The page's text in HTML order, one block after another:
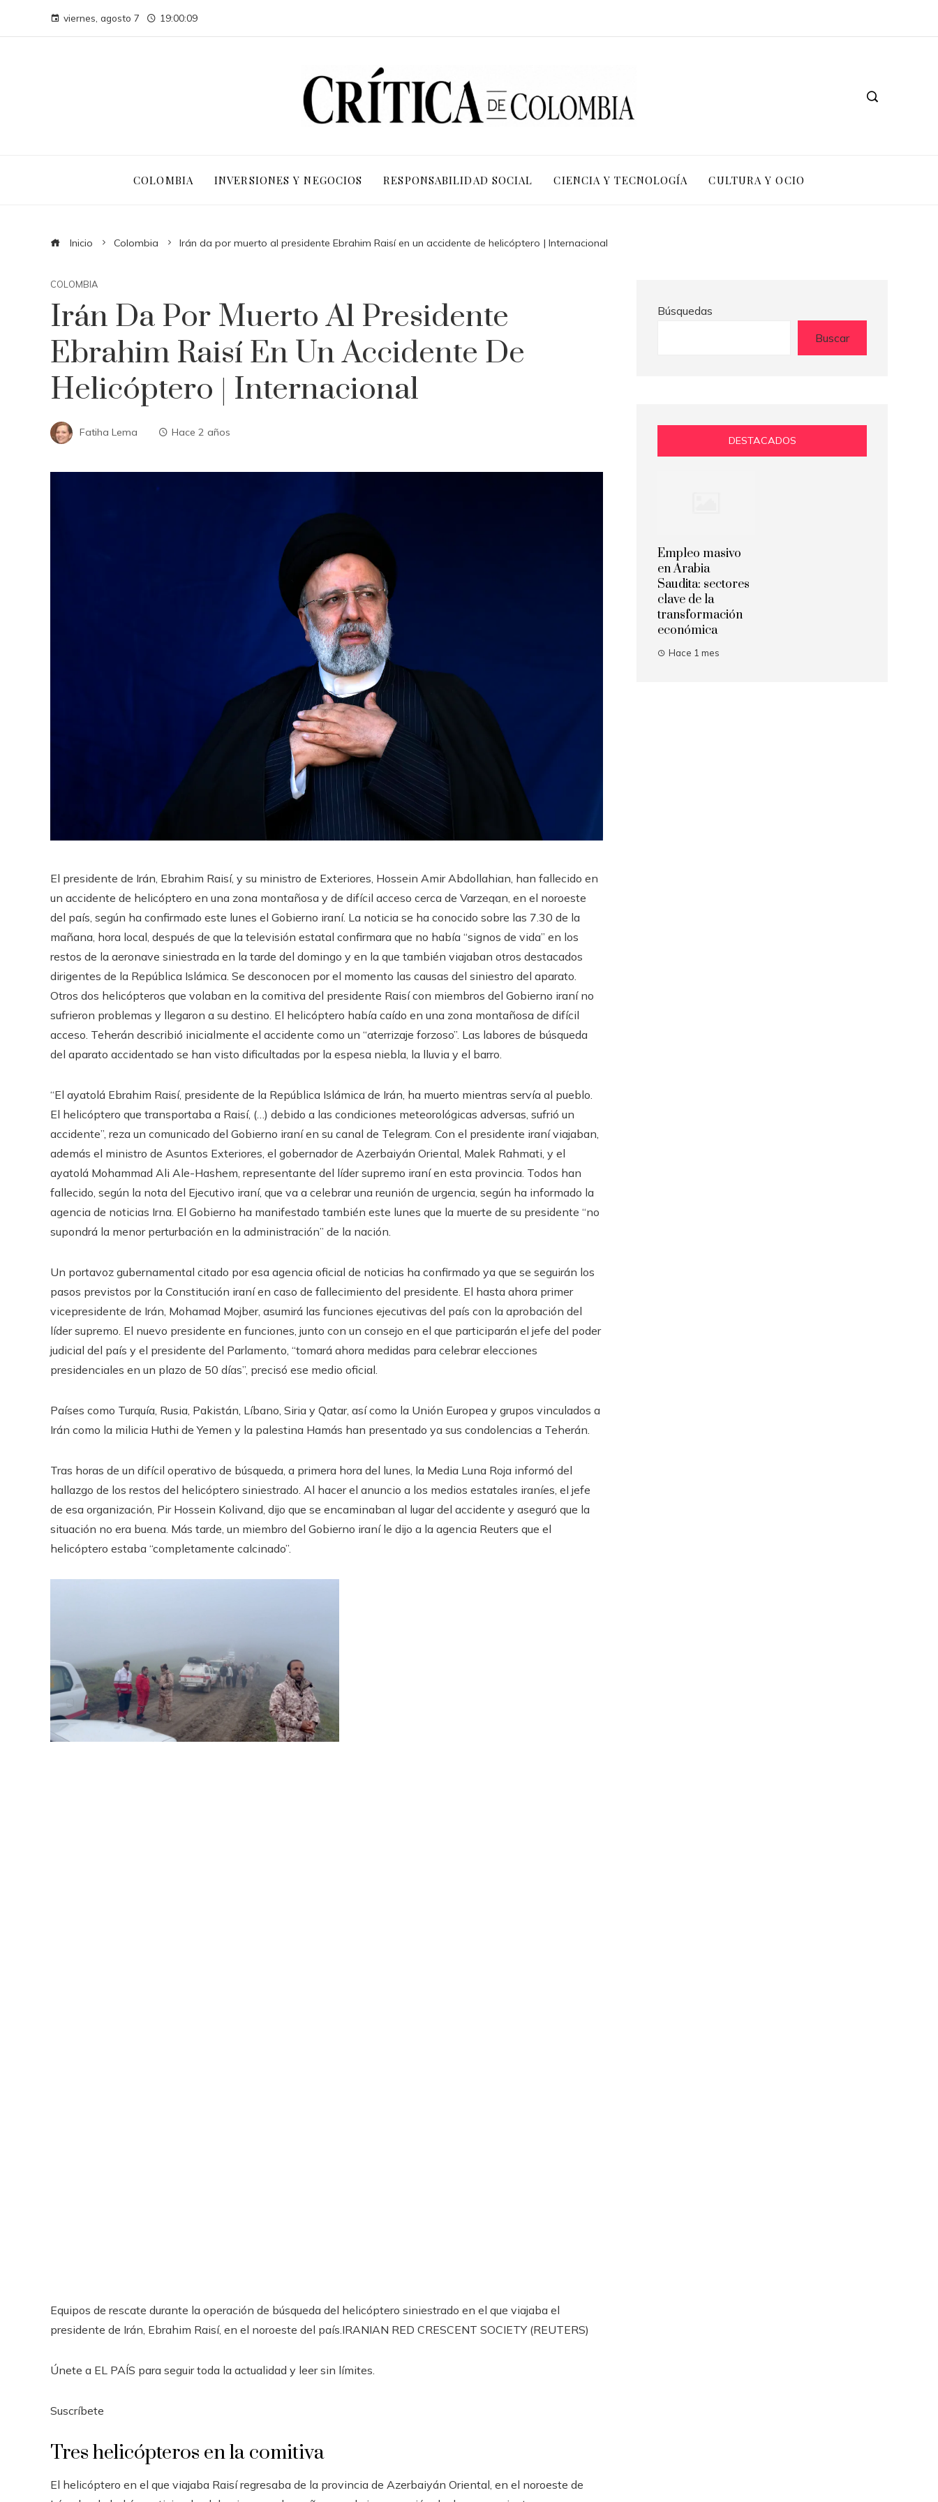
viernes, agosto 7 19:00:09
COLOMBIA INVERSIONES Y NEGOCIOS RESPONSABILIDAD SOCIAL CIENCIA Y TECNOLOGÍA CULTURA Y OCIO
Inicio Colombia Irán da por muerto al presidente Ebrahim Raisí en un accidente de helicóptero | Internacional
COLOMBIA
Irán Da Por Muerto Al Presidente
Ebrahim Raisí En Un Accidente De
Helicóptero | Internacional
Fatiha Lema Hace 2 años
El presidente de Irán, Ebrahim Raisí, y su ministro de Exteriores, Hossein Amir Abdollahian, han fallecido en
un accidente de helicóptero en una zona montañosa y de difícil acceso cerca de Varzeqan, en el noroeste
del país, según ha confirmado este lunes el Gobierno iraní. La noticia se ha conocido sobre las 7.30 de la
mañana, hora local, después de que la televisión estatal confirmara que no había “signos de vida” en los
restos de la aeronave siniestrada en la tarde del domingo y en la que también viajaban otros destacados
dirigentes de la República Islámica. Se desconocen por el momento las causas del siniestro del aparato.
Otros dos helicópteros que volaban en la comitiva del presidente Raisí con miembros del Gobierno iraní no
sufrieron problemas y llegaron a su destino. El helicóptero había caído en una zona montañosa de difícil
acceso. Teherán describió inicialmente el accidente como un “aterrizaje forzoso”. Las labores de búsqueda
del aparato accidentado se han visto dificultadas por la espesa niebla, la lluvia y el barro.
“El ayatolá Ebrahim Raisí, presidente de la República Islámica de Irán, ha muerto mientras servía al pueblo.
El helicóptero que transportaba a Raisí, (…) debido a las condiciones meteorológicas adversas, sufrió un
accidente”, reza un comunicado del Gobierno iraní en su canal de Telegram. Con el presidente iraní viajaban,
además el ministro de Asuntos Exteriores, el gobernador de Azerbaiyán Oriental, Malek Rahmati, y el
ayatolá Mohammad Ali Ale-Hashem, representante del líder supremo iraní en esta provincia. Todos han
fallecido, según la nota del Ejecutivo iraní, que va a celebrar una reunión de urgencia, según ha informado la
agencia de noticias Irna. El Gobierno ha manifestado también este lunes que la muerte de su presidente “no
supondrá la menor perturbación en la administración” de la nación.
Un portavoz gubernamental citado por esa agencia oficial de noticias ha confirmado ya que se seguirán los
pasos previstos por la Constitución iraní en caso de fallecimiento del presidente. El hasta ahora primer
vicepresidente de Irán, Mohamad Mojber, asumirá las funciones ejecutivas del país con la aprobación del
líder supremo. El nuevo presidente en funciones, junto con un consejo en el que participarán el jefe del poder
judicial del país y el presidente del Parlamento, “tomará ahora medidas para celebrar elecciones
presidenciales en un plazo de 50 días”, precisó ese medio oficial.
Países como Turquía, Rusia, Pakistán, Líbano, Siria y Qatar, así como la Unión Europea y grupos vinculados a
Irán como la milicia Huthi de Yemen y la palestina Hamás han presentado ya sus condolencias a Teherán.
Tras horas de un difícil operativo de búsqueda, a primera hora del lunes, la Media Luna Roja informó del
hallazgo de los restos del helicóptero siniestrado. Al hacer el anuncio a los medios estatales iraníes, el jefe
de esa organización, Pir Hossein Kolivand, dijo que se encaminaban al lugar del accidente y aseguró que la
situación no era buena. Más tarde, un miembro del Gobierno iraní le dijo a la agencia Reuters que el
helicóptero estaba “completamente calcinado”.
Equipos de rescate durante la operación de búsqueda del helicóptero siniestrado en el que viajaba el
presidente de Irán, Ebrahim Raisí, en el noroeste del país. IRANIAN RED CRESCENT SOCIETY (REUTERS)
Únete a EL PAÍS para seguir toda la actualidad y leer sin límites.
Suscríbete
Tres helicópteros en la comitiva
El helicóptero en el que viajaba Raisí regresaba de la provincia de Azerbaiyán Oriental, en el noroeste de
Búsquedas
Buscar
DESTACADOS
Empleo masivo
en Arabia
Saudita: sectores
clave de la
transformación
económica
Hace 1 mes